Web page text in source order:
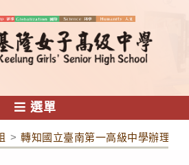
選單
> 轉知國立臺南第一高級中學辦理教